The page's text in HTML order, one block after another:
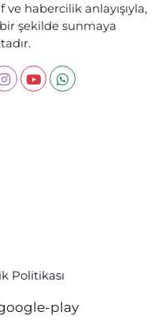
ve habercilik anlayışıyla,
şekilde sunmaya
Politikası